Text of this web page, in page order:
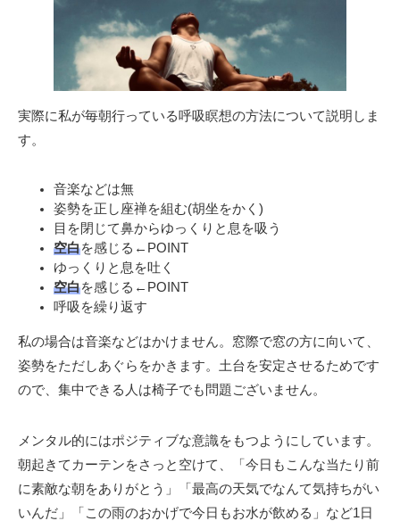
実際に私が毎朝行っている呼吸瞑想の方法について説明しま
す。
音楽などは無
姿勢を正し座禅を組む(胡坐をかく)
目を閉じて鼻からゆっくりと息を吸う
空白を感じる←POINT
ゆっくりと息を吐く
空白を感じる←POINT
呼吸を繰り返す
私の場合は音楽などはかけません。窓際で窓の方に向いて、
姿勢をただしあぐらをかきます。土台を安定させるためです
ので、集中できる人は椅子でも問題ございません。
メンタル的にはポジティブな意識をもつようにしています。
朝起きてカーテンをさっと空けて、「今日もこんな当たり前
に素敵な朝をありがとう」「最高の天気でなんて気持ちがい
いんだ」「この雨のおかげで今日もお水が飲める」など1日